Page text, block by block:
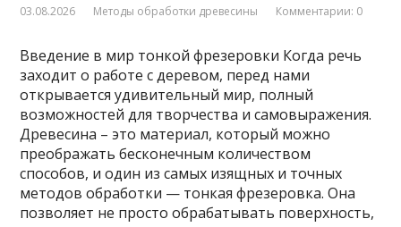
03.08.2026 Методы обработки древесины Комментарии: 0
Введение в мир тонкой фрезеровки Когда речь
заходит о работе с деревом, перед нами
открывается удивительный мир, полный
возможностей для творчества и самовыражения.
Древесина – это материал, который можно
преображать бесконечным количеством
способов, и один из самых изящных и точных
методов обработки — тонкая фрезеровка. Она
позволяет не просто обрабатывать поверхность,